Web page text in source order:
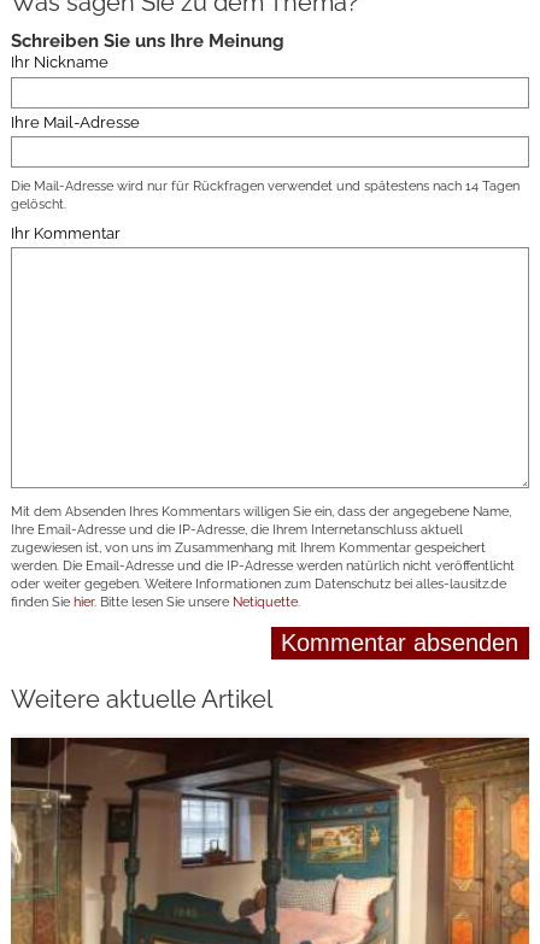
Schreiben Sie uns Ihre Meinung
Ihr Nickname
Ihre Mail-Adresse
Die Mail-Adresse wird nur für Rückfragen verwendet und spätestens nach 14 Tagen
gelöscht.
Ihr Kommentar
Mit dem Absenden Ihres Kommentars willigen Sie ein, dass der angegebene Name,
Ihre Email-Adresse und die IP-Adresse, die Ihrem Internetanschluss aktuell
zugewiesen ist, von uns im Zusammenhang mit Ihrem Kommentar gespeichert
werden. Die Email-Adresse und die IP-Adresse werden natürlich nicht veröffentlicht
oder weiter gegeben. Weitere Informationen zum Datenschutz bei alles-lausitz.de
finden Sie hier. Bitte lesen Sie unsere Netiquette.
Weitere aktuelle Artikel
weiterlesen